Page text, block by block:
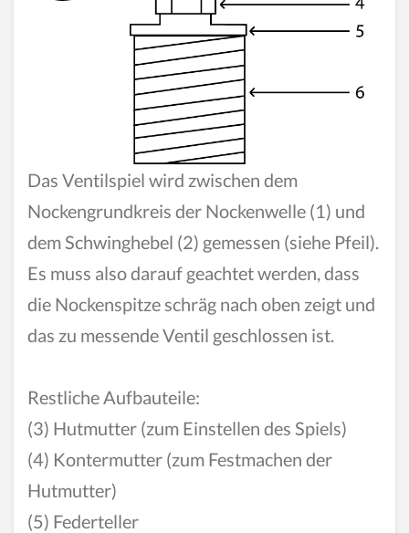
Das Ventilspiel wird zwischen dem
Nockengrundkreis der Nockenwelle (1) und
dem Schwinghebel (2) gemessen (siehe Pfeil).
Es muss also darauf geachtet werden, dass
die Nockenspitze schräg nach oben zeigt und
das zu messende Ventil geschlossen ist.
Restliche Aufbauteile:
(3) Hutmutter (zum Einstellen des Spiels)
(4) Kontermutter (zum Festmachen der
Hutmutter)
(5) Federteller